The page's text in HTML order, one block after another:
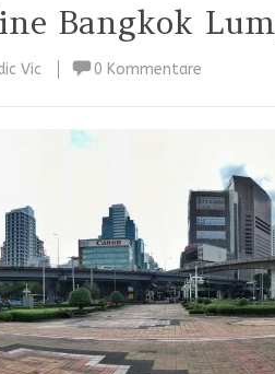
Bangkok
Vic 0 Kommentare